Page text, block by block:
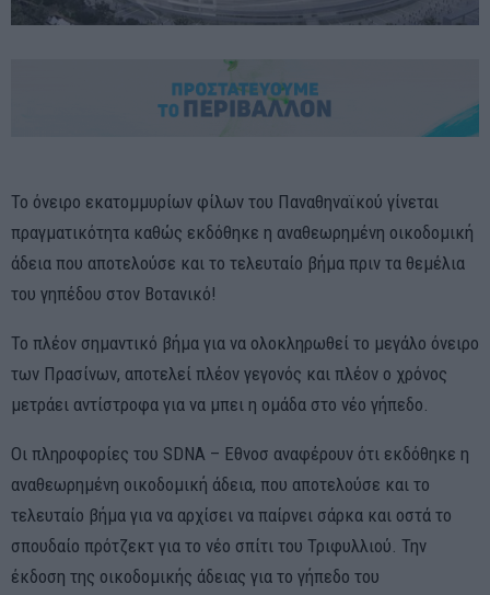
Το όνειρο εκατομμυρίων φίλων του Παναθηναϊκού γίνεται
πραγματικότητα καθώς εκδόθηκε η αναθεωρημένη οικοδομική
άδεια που αποτελούσε και το τελευταίο βήμα πριν τα θεμέλια
του γηπέδου στον Βοτανικό!
Το πλέον σημαντικό βήμα για να ολοκληρωθεί το μεγάλο όνειρο
των Πρασίνων, αποτελεί πλέον γεγονός και πλέον ο χρόνος
μετράει αντίστροφα για να μπει η ομάδα στο νέο γήπεδο.
Οι πληροφορίες του SDNA – Εθνοσ αναφέρουν ότι εκδόθηκε η
αναθεωρημένη οικοδομική άδεια, που αποτελούσε και το
τελευταίο βήμα για να αρχίσει να παίρνει σάρκα και οστά το
σπουδαίο πρότζεκτ για το νέο σπίτι του Τριφυλλιού. Την
έκδοση της οικοδομικής άδειας για το γήπεδο του